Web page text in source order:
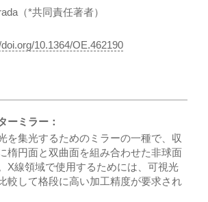
（*共同責任著者）
10.1364/OE.462190
ーミラー：
を集光するためのミラーの一種で、収
楕円面と双曲面を組み合わせた非球面
X線領域で使用するためには、可視光
較して格段に高い加工精度が要求され